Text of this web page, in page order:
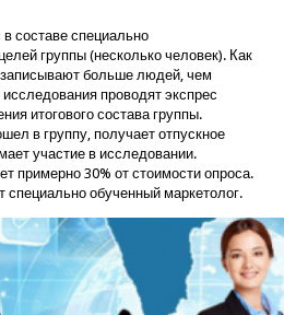
составе специально
группы (несколько человек). Как
больше людей, чем
проводят экспрес
итогового состава группы.
в группу, получает отпускное
участие в исследовании.
примерно 30% от стоимости опроса.
специально обученный маркетолог.